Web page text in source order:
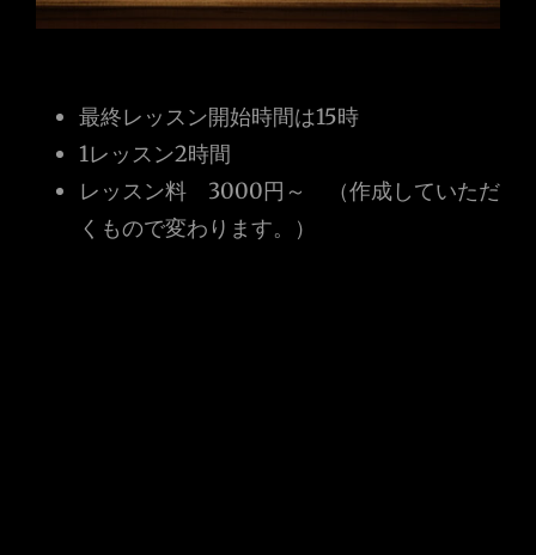
最終レッスン開始時間は15時
1レッスン2時間
レッスン料 3000円～ （作成していただ
くもので変わります。）